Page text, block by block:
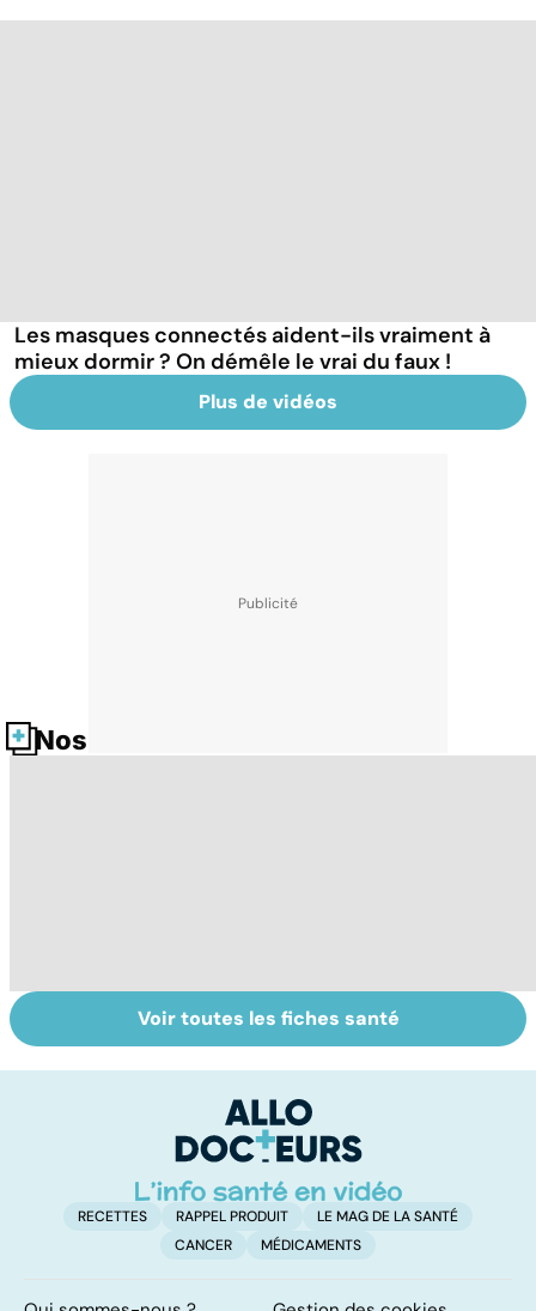
Les masques connectés aident-ils vraiment à
mieux dormir ? On démêle le vrai du faux !
Plus de vidéos
Nos fiches santé
Troubles de
l'érection :
Quand
l'amputation
Voir toutes les fiches santé
RECETTES RAPPEL PRODUIT
LE MAG DE LA SANTÉ
CANCER
MÉDICAMENTS